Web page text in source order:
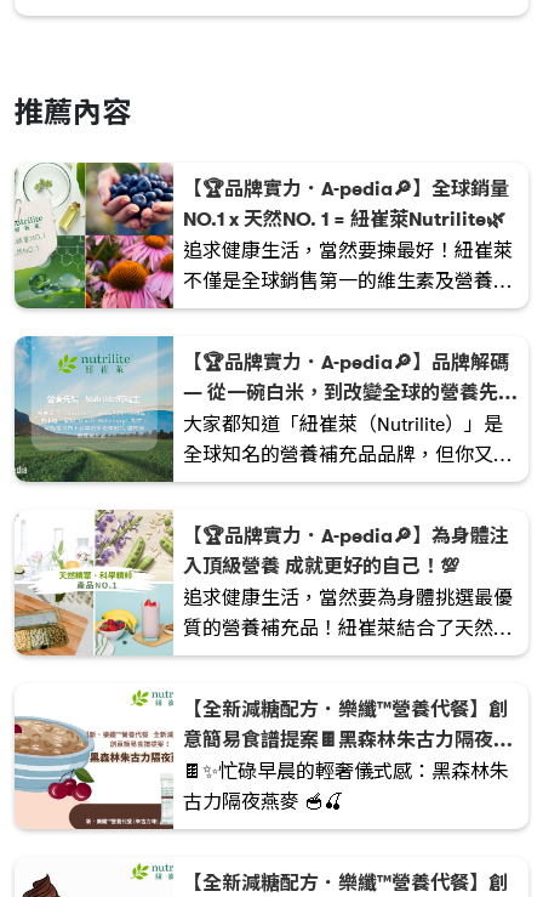
推薦內容
【🏆品牌實力．A-pedia🔎】全球銷量
NO.1 x 天然NO. 1 = 紐崔萊Nutrilite🌿
追求健康生活，當然要揀最好！紐崔萊
不僅是全球銷售第一的維生素及營養補
充品品牌，更在營養領域深耕超過90
【🏆品牌實力．A-pedia🔎】品牌解碼
— 從一碗白米，到改變全球的營養先驅
🌾✨
大家都知道「紐崔萊（Nutrilite）」是
全球知名的營養補充品品牌，但你又知
不知道，這個引領健康潮流的品牌，靈
🍚？ 今天就帶大家坐上時光機，回到
1920 年代，揭開這段改變無數人健康的
故事。
【🏆品牌實力．A-pedia🔎】為身體注
入頂級營養 成就更好的自己！💯
追求健康生活，當然要為身體挑選最優
質的營養補充品！紐崔萊結合了天然精
華與科學精粹，用心打造一系列優質產
【全新減糖配方．樂纖™營養代餐】創
意簡易食譜提案🍫黑森林朱古力隔夜燕
麥🍒
🍫✨忙碌早晨的輕奢儀式感：黑森林朱
古力隔夜燕麥 🥣🍒
【全新減糖配方．樂纖™營養代餐】創